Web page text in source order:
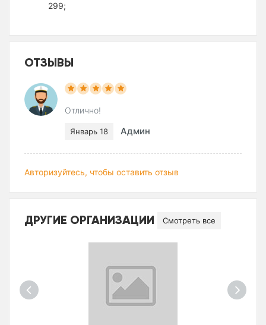
299;
ОТЗЫВЫ
Отлично!
Январь 18 Админ
Авторизуйтесь, чтобы оставить отзыв
ДРУГИЕ ОРГАНИЗАЦИИ Смотреть все